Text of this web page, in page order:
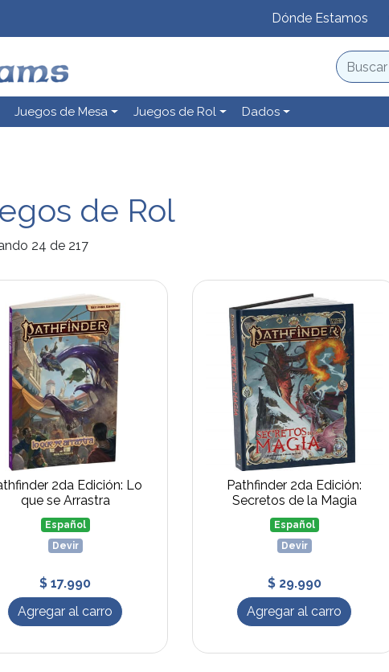
Dónde Estamos
Juegos de Mesa Juegos de Rol Dados
de Rol
24 de 217
2da Edición: Lo
que se Arrastra
Español
Devir
$ 17.990
Agregar al carro
Pathfinder 2da Edición:
Secretos de la Magia
Español
Devir
$ 29.990
Agregar al carro